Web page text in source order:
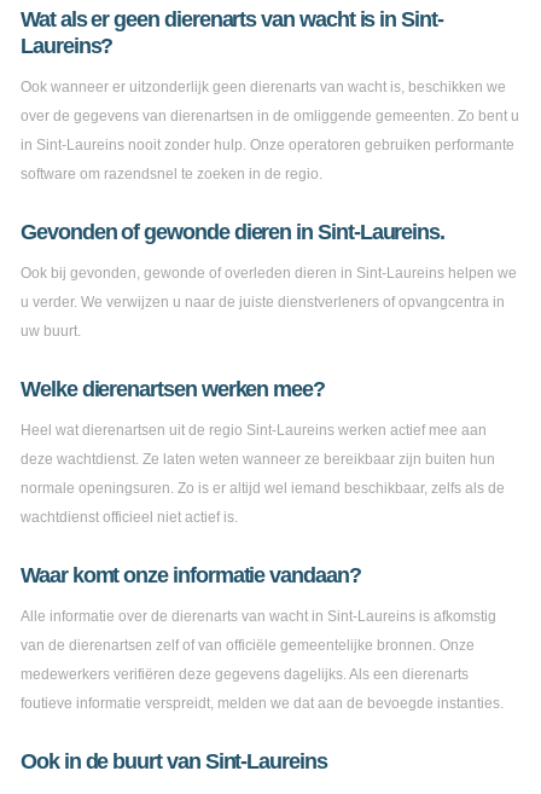
Wat als er geen dierenarts van wacht is in Sint-
Laureins?
Ook wanneer er uitzonderlijk geen dierenarts van wacht is, beschikken we
over de gegevens van dierenartsen in de omliggende gemeenten. Zo bent u
in Sint-Laureins nooit zonder hulp. Onze operatoren gebruiken performante
software om razendsnel te zoeken in de regio.
Gevonden of gewonde dieren in Sint-Laureins.
Ook bij gevonden, gewonde of overleden dieren in Sint-Laureins helpen we
u verder. We verwijzen u naar de juiste dienstverleners of opvangcentra in
uw buurt.
Welke dierenartsen werken mee?
Heel wat dierenartsen uit de regio Sint-Laureins werken actief mee aan
deze wachtdienst. Ze laten weten wanneer ze bereikbaar zijn buiten hun
normale openingsuren. Zo is er altijd wel iemand beschikbaar, zelfs als de
wachtdienst officieel niet actief is.
Waar komt onze informatie vandaan?
Alle informatie over de dierenarts van wacht in Sint-Laureins is afkomstig
van de dierenartsen zelf of van officiële gemeentelijke bronnen. Onze
medewerkers verifiëren deze gegevens dagelijks. Als een dierenarts
foutieve informatie verspreidt, melden we dat aan de bevoegde instanties.
Ook in de buurt van Sint-Laureins